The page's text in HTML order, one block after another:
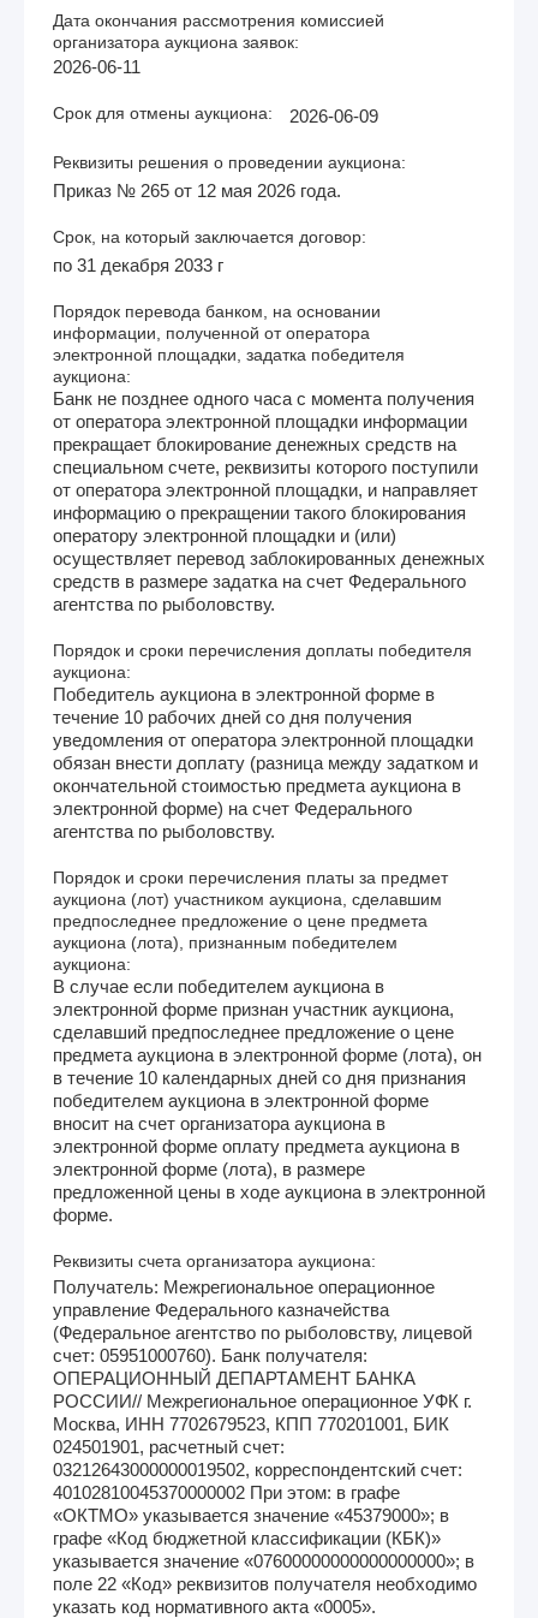
Дата окончания рассмотрения комиссией
организатора аукциона заявок:
2026-06-11
Срок для отмены аукциона: 2026-06-09
Реквизиты решения о проведении аукциона:
Приказ № 265 от 12 мая 2026 года.
Срок, на который заключается договор:
по 31 декабря 2033 г
Порядок перевода банком, на основании
информации, полученной от оператора
электронной площадки, задатка победителя
аукциона:
Банк не позднее одного часа с момента получения
от оператора электронной площадки информации
прекращает блокирование денежных средств на
специальном счете, реквизиты которого поступили
от оператора электронной площадки, и направляет
информацию о прекращении такого блокирования
оператору электронной площадки и (или)
осуществляет перевод заблокированных денежных
средств в размере задатка на счет Федерального
агентства по рыболовству.
Порядок и сроки перечисления доплаты победителя
аукциона:
Победитель аукциона в электронной форме в
течение 10 рабочих дней со дня получения
уведомления от оператора электронной площадки
обязан внести доплату (разница между задатком и
окончательной стоимостью предмета аукциона в
электронной форме) на счет Федерального
агентства по рыболовству.
Порядок и сроки перечисления платы за предмет
аукциона (лот) участником аукциона, сделавшим
предпоследнее предложение о цене предмета
аукциона (лота), признанным победителем
аукциона:
В случае если победителем аукциона в
электронной форме признан участник аукциона,
сделавший предпоследнее предложение о цене
предмета аукциона в электронной форме (лота), он
в течение 10 календарных дней со дня признания
победителем аукциона в электронной форме
вносит на счет организатора аукциона в
электронной форме оплату предмета аукциона в
электронной форме (лота), в размере
предложенной цены в ходе аукциона в электронной
форме.
Реквизиты счета организатора аукциона:
Получатель: Межрегиональное операционное
управление Федерального казначейства
(Федеральное агентство по рыболовству, лицевой
счет: 05951000760). Банк получателя:
ОПЕРАЦИОННЫЙ ДЕПАРТАМЕНТ БАНКА
РОССИИ// Межрегиональное операционное УФК г.
Москва, ИНН 7702679523, КПП 770201001, БИК
024501901, расчетный счет:
03212643000000019502, корреспондентский счет:
40102810045370000002 При этом: в графе
«ОКТМО» указывается значение «45379000»; в
графе «Код бюджетной классификации (КБК)»
указывается значение «07600000000000000000»; в
поле 22 «Код» реквизитов получателя необходимо
указать код нормативного акта «0005».